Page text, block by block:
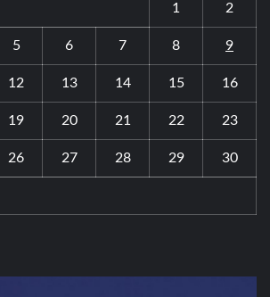
1 2
5 6 7 8 9
12 13 14 15 16
19 20 21 22 23
26 27 28 29 30